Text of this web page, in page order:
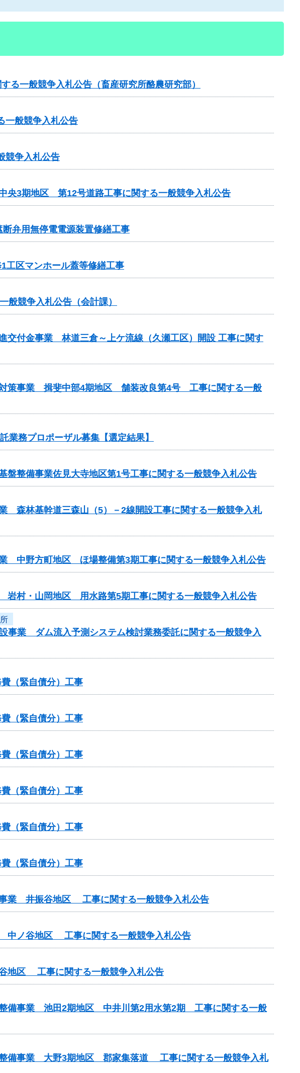
一般競争入札公告（畜産研究所酪農研究部）
一般競争入札公告
競争入札公告
央3期地区 第12号道路工事に関する一般競争入札公告
断弁用無停電電源装置修繕工事
工区マンホール蓋等修繕工事
般競争入札公告（会計課）
交付金事業 林道三倉～上ケ流線（久瀬工区）開設 工事に関す
策事業 揖斐中部4期地区 舗装改良第4号 工事に関する一般
業務プロポーザル募集【選定結果】
盤整備事業佐見大寺地区第1号工事に関する一般競争入札公告
森林基幹道三森山（5）－2線開設工事に関する一般競争入札
業 中野方町地区 ほ場整備第3期工事に関する一般競争入札公告
岩村・山岡地区 用水路第5期工事に関する一般競争入札公告
事業 ダム流入予測システム検討業務委託に関する一般競争入
（緊自債分）工事
（緊自債分）工事
（緊自債分）工事
（緊自債分）工事
（緊自債分）工事
（緊自債分）工事
業 井振谷地区 工事に関する一般競争入札公告
中ノ谷地区 工事に関する一般競争入札公告
地区 工事に関する一般競争入札公告
備事業 池田2期地区 中井川第2用水第2期 工事に関する一般
整備事業 大野3期地区 郡家集落道 工事に関する一般競争入札